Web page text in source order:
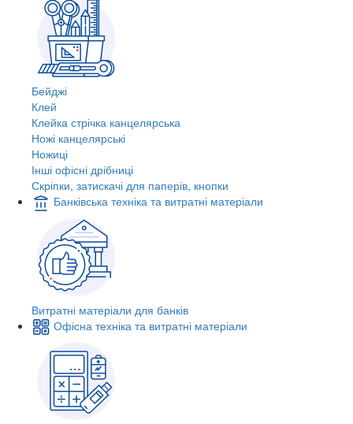
Бейджі
Клей
Клейка стрічка канцелярська
Ножі канцелярські
Ножиці
Інші офісні дрібниці
Скріпки, затискачі для паперів, кнопки
Банківська техніка та витратні матеріали
Витратні матеріали для банків
Офісна техніка та витратні матеріали